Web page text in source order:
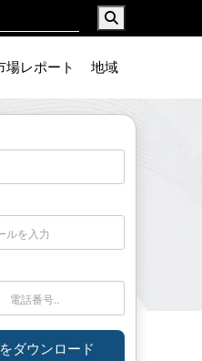
場レポート 地域
ダウンロード